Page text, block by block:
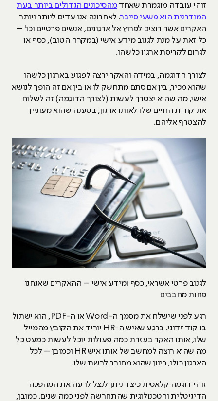
זוהי עובדה מוגמרת שאחדמהסיכונים הגדולים ביותר בעת
המודרנית הוא פשעי סייבר. לאחרונה אנו עדים ליותר ויותר
האקרים אשר רוצים לפרוץ אל ארגונים, אנשים פרטיים וכו' –
כל זאת על מנת לגנוב מידע אישי (במקרה הטוב), כסף או
לגרום לקריסת ארגון כלשהו.
לצורך הדוגמה, במידה והאקר ירצה לפגוע בארגון כלשהו
שהוא מכיר, בין אם סתם מתחשק לו או בין אם זה הופך לנושא
אישי, מה שהוא יצטרך לעשות (לצורך הדוגמה) זה לשלוח
את קורות החיים שלו לאותו ארגון, בטענה שהוא מעוניין
להצטרף אליהם.
לגנוב פרטי אשראי, כסף ומידע אישי – ההאקרים שאנחנו
פחות מחבבים
רגע לפני שישלח את מסמך ה-Word או ה-PDF, הוא ישתול
בו קוד זדוני. ברגע שאיש ה-HR יוריד את הקובץ מהמייל
שלו, אותו האקר בעזרת כמה פעולות יוכל לעשות כמעט כל
מה שהוא רוצה למחשב של אותו איש HR וכמובן – לכל
הארגון כולו, כיוון שהוא מחובר לרשת שלו.
זוהי דוגמה קלאסית כיצד ניתן לנצל לרעה את המהפכה
הדיגיטלית והטכנולוגית שהתחרשה לפני כמה שנים. כמובן,